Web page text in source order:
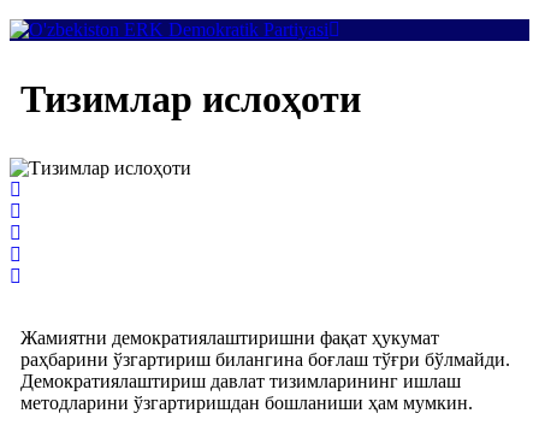
Тизимлар ислоҳоти
Жамиятни демократиялаштиришни фақат ҳукумат
раҳбарини ўзгартириш билангина боғлаш тўғри бўлмайди.
Демократиялаштириш давлат тизимларининг ишлаш
методларини ўзгартиришдан бошланиши ҳам мумкин.